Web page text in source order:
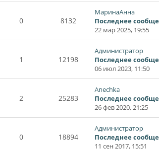
0 8132
МаринаАнна
Последнее
22 мар 2025, 19:55
1 12198
Администратор
Последнее
06 июл 2023, 11:50
2 25283
Anechka
Последнее
26 фев 2020, 21:25
0 18894
Администратор
Последнее
11 сен 2017, 15:51